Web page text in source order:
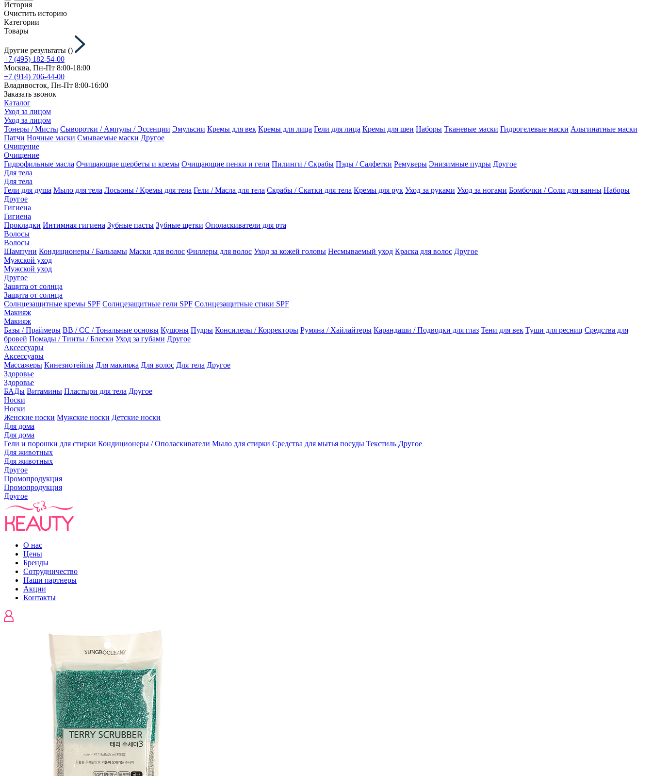
История
Очистить историю
Категории
Товары
Другие результаты ()
+7 (495) 182-54-00
Москва, Пн-Пт 8:00-18:00
+7 (914) 706-44-00
Владивосток, Пн-Пт 8:00-16:00
Заказать звонок
Каталог
Уход за лицом
Уход за лицом
Тонеры / Мисты Сыворотки / Ампулы / Эссенции Эмульсии Кремы для век Кремы для лица Гели для лица Кремы для шеи Наборы Тканевые маски Гидрогелевые маски Альгинатные маски
Патчи Ночные маски Смываемые маски Другое
Очищение
Очищение
Гидрофильные масла Очищающие щербеты и кремы Очищающие пенки и гели Пилинги / Скрабы Пэды / Салфетки Ремуверы Энизимные пудры Другое
Для тела
Для тела
Гели для душа Мыло для тела Лосьоны / Кремы для тела Гели / Масла для тела Скрабы / Скатки для тела Кремы для рук Уход за руками Уход за ногами Бомбочки / Соли для ванны Наборы
Другое
Гигиена
Гигиена
Прокладки Интимная гигиена Зубные пасты Зубные щетки Ополаскиватели для рта
Волосы
Волосы
Шампуни Кондиционеры / Бальзамы Маски для волос Филлеры для волос Уход за кожей головы Несмываемый уход Краска для волос Другое
Мужской уход
Мужской уход
Другое
Защита от солнца
Защита от солнца
Солнцезащитные кремы SPF Солнцезащитные гели SPF Солнцезащитные стики SPF
Макияж
Макияж
Базы / Праймеры BB / CC / Тональные основы Кушоны Пудры Консилеры / Корректоры Румяна / Хайлайтеры Карандаши / Подводки для глаз Тени для век Туши для ресниц Средства для
бровей Помады / Тинты / Блески Уход за губами Другое
Аксессуары
Аксессуары
Массажеры Кинезиотейпы Для макияжа Для волос Для тела Другое
Здоровье
Здоровье
БАДы Витамины Пластыри для тела Другое
Носки
Носки
Женские носки Мужские носки Детские носки
Для дома
Для дома
Гели и порошки для стирки Кондиционеры / Ополаскиватели Мыло для стирки Средства для мытья посуды Текстиль Другое
Для животных
Для животных
Другое
Промопродукция
Промопродукция
Другое
О нас
Цены
Бренды
Сотрудничество
Наши партнеры
Акции
Контакты